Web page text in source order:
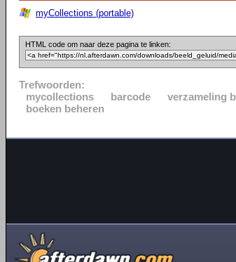
myCollections (portable)
HTML code om naar deze pagina te linken:
Trefwoorden:
mycollections
barcode verzameling
boeken beheren